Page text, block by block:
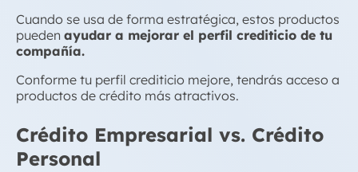
Cuando se usa de forma estratégica, estos productos
pueden ayudar a mejorar el perfil crediticio de tu
compañía.
Conforme tu perfil crediticio mejore, tendrás acceso a
productos de crédito más atractivos.
Crédito Empresarial vs. Crédito
Personal